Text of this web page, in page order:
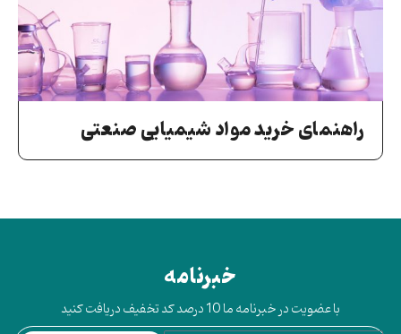
راهنمای خرید مواد شیمیایی صنعتی
خبرنامه
با عضویت در خبرنامه ما 10 درصد کد تخفیف دریافت کنید